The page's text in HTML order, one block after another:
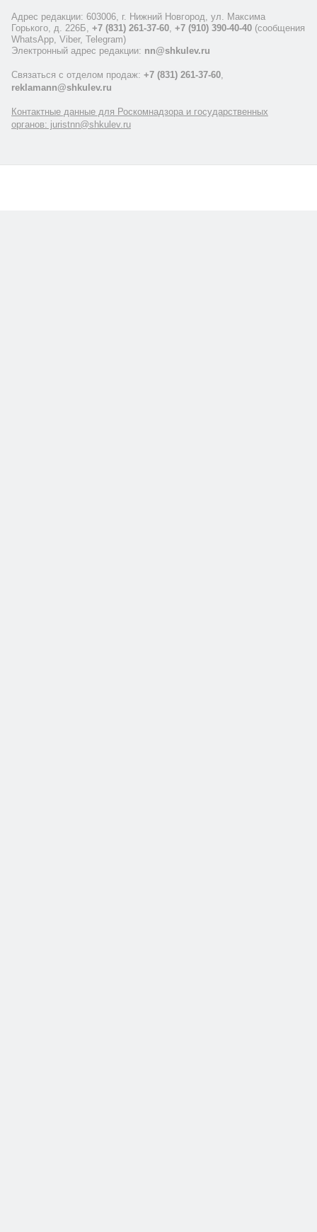
Адрес редакции: 603006, г. Нижний Новгород, ул. Максима
Горького, д. 226Б, +7 (831) 261-37-60 +7 (910) 390-40-40 (сообщения
WhatsApp, Viber, Telegram)
Электронный адрес редакции: nn@shkulev.ru
Связаться с отделом продаж: +7 (831) 261-37-60
reklamann@shkulev.ru
Контактные данные для Роскомнадзора и государственных
органов: juristnn@shkulev.ru